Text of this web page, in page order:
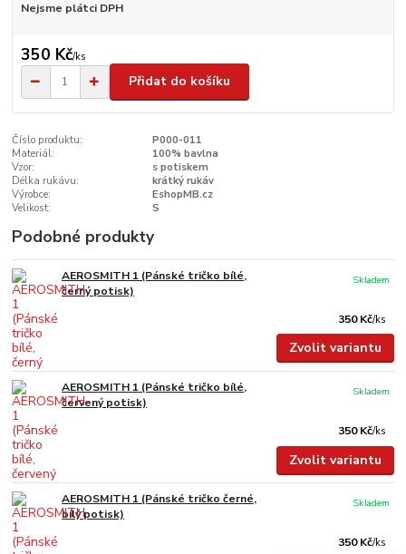
Nejsme plátci DPH
350 Kč/ks
Přidat do košíku
Číslo produktu:
P000-011
Materiál:
100% bavlna
Vzor:
s potiskem
Délka rukávu:
krátký rukáv
Výrobce:
EshopMB.cz
Velikost:
S
Podobné produkty
AEROSMITH 1 (Pánské tričko bílé,
černý potisk)
350 Kč/ks
Skladem
Zvolit variantu
AEROSMITH 1 (Pánské tričko bílé,
červený potisk)
350 Kč/ks
Skladem
Zvolit variantu
AEROSMITH 1 (Pánské tričko černé,
bílý potisk)
350 Kč/ks
Skladem